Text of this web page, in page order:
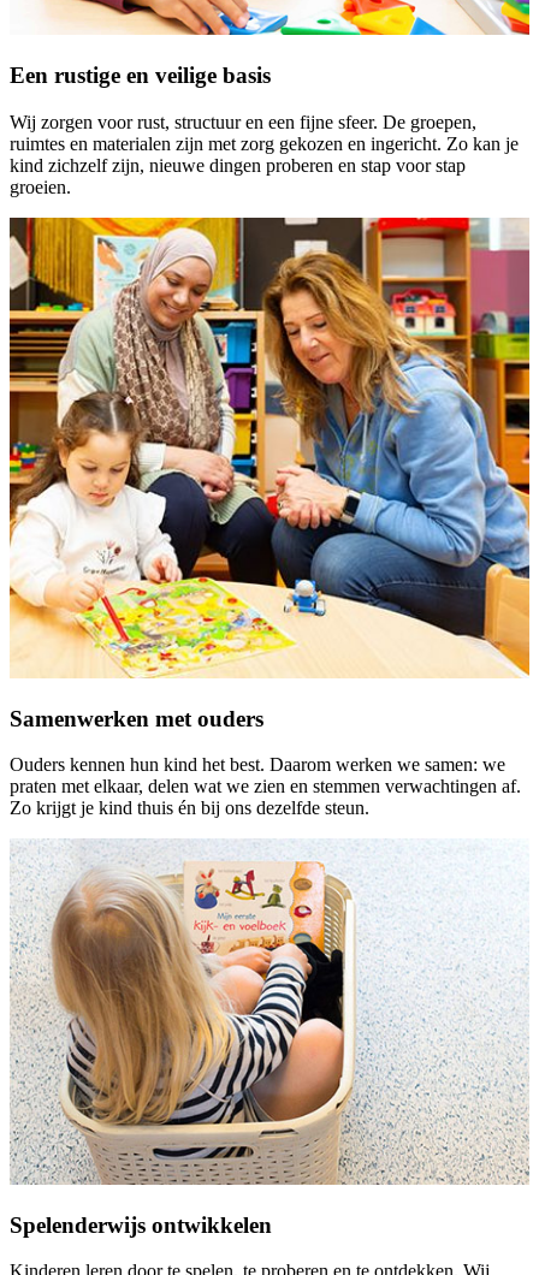
Een rustige en veilige basis
Wij zorgen voor rust, structuur en een fijne sfeer. De groepen,
ruimtes en materialen zijn met zorg gekozen en ingericht. Zo kan je
kind zichzelf zijn, nieuwe dingen proberen en stap voor stap
groeien.
Samenwerken met ouders
Ouders kennen hun kind het best. Daarom werken we samen: we
praten met elkaar, delen wat we zien en stemmen verwachtingen af.
Zo krijgt je kind thuis én bij ons dezelfde steun.
Spelenderwijs ontwikkelen